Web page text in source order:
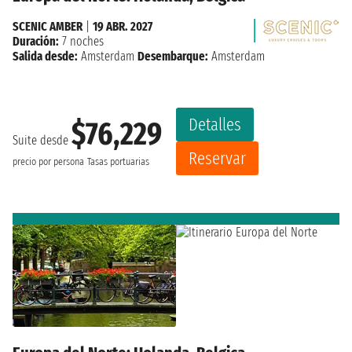
Suite desde $76,229
precio por persona Tasas portuarias
Detalles
Reservar
SCENIC AMBER| 19 ABR. 2027
Duración: 7 noches
Salida desde: Amsterdam Desembarque: Amsterdam